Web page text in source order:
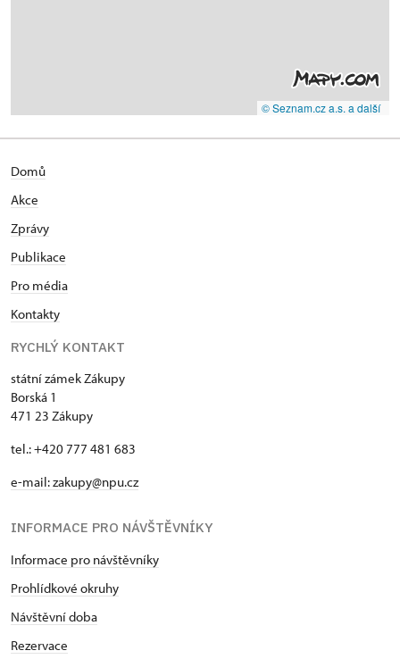
© Seznam.cz a.s. a další
Domů
Akce
Zprávy
Publikace
Pro média
Kontakty
RYCHLÝ KONTAKT
státní zámek Zákupy
Borská 1
471 23 Zákupy
tel.: +420 777 481 683
e-mail: zakupy@npu.cz
INFORMACE PRO NÁVŠTĚVNÍKY
Informace pro návštěvníky
Prohlídkové okruhy
Návštěvní doba
Rezervace